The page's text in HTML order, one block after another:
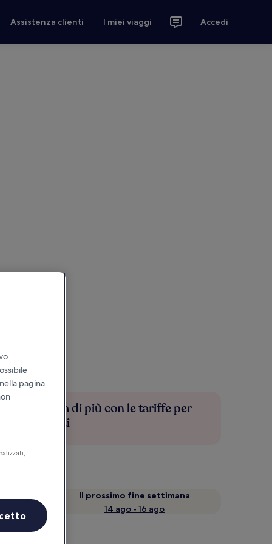
Assistenza clienti I miei viaggi Accedi
Risparmia di più con le tariffe per
soli iscritti
Il prossimo fine settimana
14 ago - 16 ago
pagina